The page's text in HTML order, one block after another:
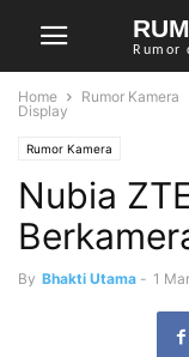
Rumor
Home Rumor Kamera
Display
Rumor Kamera
Nubia
By Bhakti Utama - 1